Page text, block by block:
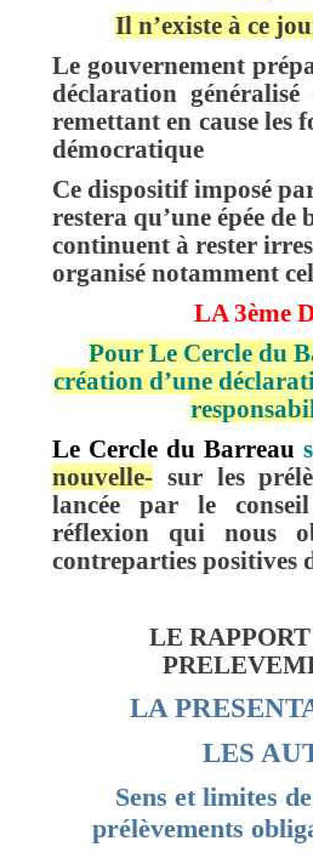
Il n’existe à ce
Le gouvernement
déclaration
remettant en cause les
démocratique
Ce dispositif imposé
restera qu’une épée
continuent à rester
organisé notamment
LA 3ème
Pour Le Cercle du
création d’une
Le Cercle du Barreau
nouvelle- sur les
lancée par le
réflexion qui nous
contreparties positives
LE
LA
LES
Sens et limites
prélèvements